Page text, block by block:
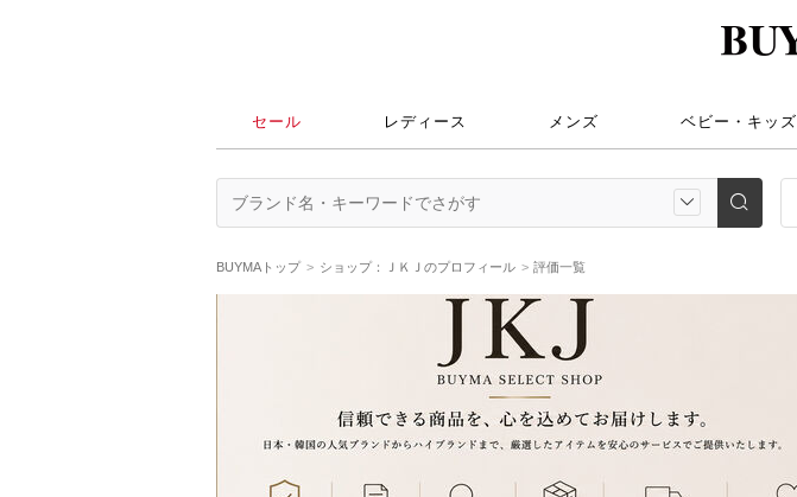
セール レディース メンズ ベビー・キッズ
BUYMAトップ ショップ：ＪＫＪのプロフィール 評価一覧